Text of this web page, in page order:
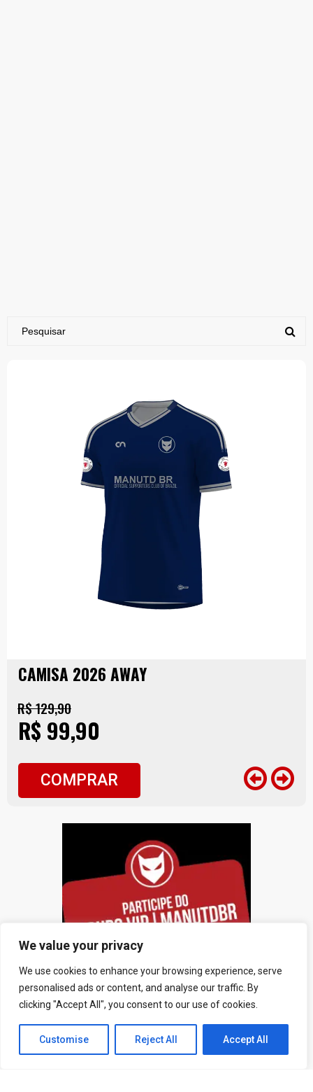
We value your privacy
We use cookies to enhance your browsing experience, serve
personalised ads or content, and analyse our traffic. By
clicking "Accept All", you consent to our use of cookies.
Customise Reject All Accept All
CAMISA 2026 AWAY
R$ 129,90
R$ 99,90
COMPRAR